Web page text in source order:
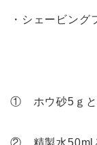
・シェービング
① ホウ砂5ｇと